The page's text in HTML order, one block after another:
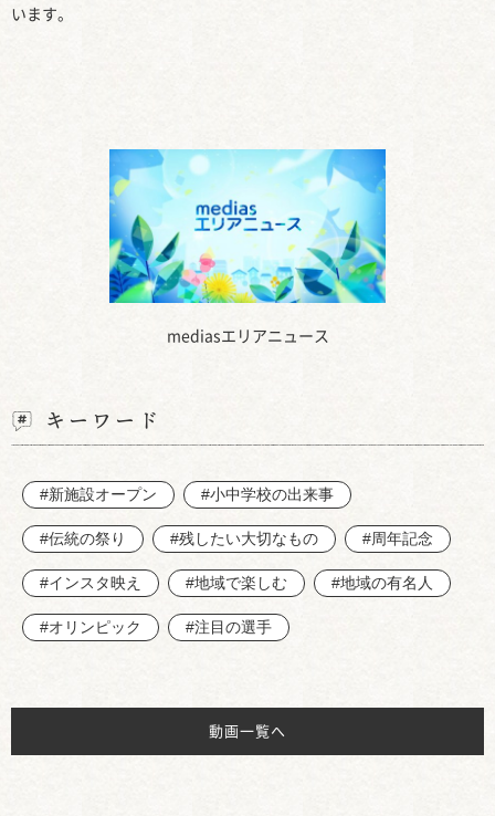
mediasエリアニュース
います。
キーワード
#新施設オープン #小中学校の出来事
#伝統の祭り #残したい大切なもの #周年記念
#インスタ映え #地域で楽しむ #地域の有名人
#オリンピック #注目の選手
動画一覧へ